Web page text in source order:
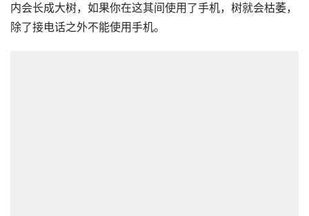
内会长成大树，如果你在这其间使用了手机，树就会枯萎，
除了接电话之外不能使用手机。